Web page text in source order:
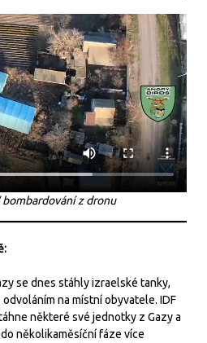
bombardování z dronu
se dnes stáhly izraelské tanky,
na místní obyvatele. IDF
některé své jednotky z Gazy a
několikaměsíční fáze více